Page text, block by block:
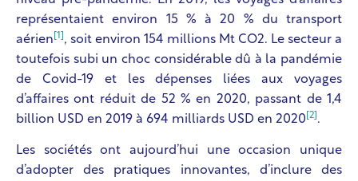
représentaient environ 15 % à 20 % du transport
aérien [1] , soit environ 154 millions Mt CO2. Le secteur a
toutefois subi un choc considérable dû à la pandémie
de Covid-19 et les dépenses liées aux voyages
d’affaires ont réduit de 52 % en 2020, passant de 1,4
billion USD en 2019 à 694 milliards USD en 2020 [2] .
Les sociétés ont aujourd’hui une occasion unique
d’adopter des pratiques innovantes, d’inclure des